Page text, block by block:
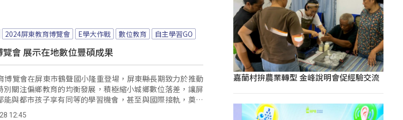
2024屏東教育博覽會 E學大作戰 數位教育 自主學習GO
會 展示在地數位豐碩成果
博覽會在屏東市鶴聲國小隆重登場，屏東縣長期致力於推動
別關注偏鄉教育的均衡發展，積極縮小城鄉數位落差，讓屏
能與都市孩子享有同等的學習機會，甚至與國際接軌，奠定
基礎。
12:45
嘉蘭村拚農業轉型 金峰說明會促經驗交流